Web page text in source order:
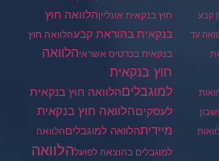
קבע
עד
חוץ בנקאית אונלייןהלוואה חוץ
בנקאית בהוראת קבעהלוואה חוץ
בנקאית בכרטיס אשראיהלוואה
חוץ בנקאית
למוגבליםהלוואה חוץ בנקאית
לעסקיםהלוואה חוץ בנקאית
מיידיתהלוואה למוגבליםהלוואה
למוגבלים בהוצאה לפועלהלוואה